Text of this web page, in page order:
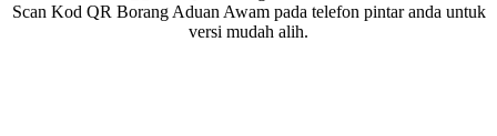
Scan Kod QR Borang Aduan Awam pada telefon pintar anda untuk
versi mudah alih.